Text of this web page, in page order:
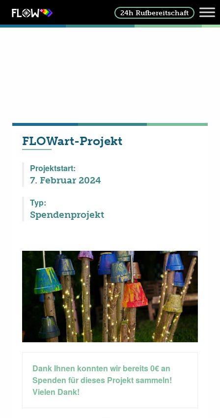
24h Rufbereitschaft
FLOWart-Projekt
Projektstart:
7. Februar 2024
Typ:
Spendenprojekt
Dank Ihnen konnten wir bereits 0€ an
Spenden für dieses Projekt sammeln!
Vielen Dank!